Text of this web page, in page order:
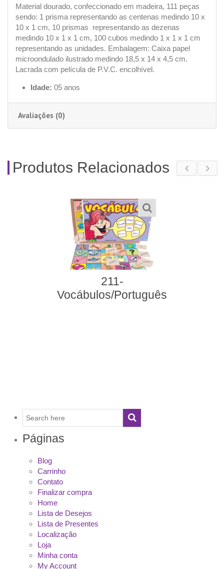
Material dourado, confeccionado em madeira, 111 peças
sendo: 1 prisma representando as centenas medindo 10 x
10 x 1 cm, 10 prismas representando as dezenas
medindo 10 x 1 x 1 cm, 100 cubos medindo 1 x 1 x 1 cm
representando as unidades. Embalagem: Caixa papel
microondulado ilustrado medindo 18,5 x 14 x 4,5 cm.
Lacrada com película de P.V.C. encolhível.
Idade: 05 anos
Avaliações (0)
Produtos Relacionados
Vocábulos/Português
Páginas
Blog
Carrinho
Contato
Finalizar compra
Home
Lista de Desejos
Lista de Presentes
Localização
Loja
Minha conta
My Account